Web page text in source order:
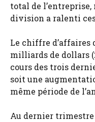
total de
division a ralenti
Le chiffre d’affaires
milliards de dollars
cours des trois
soit une
même période de
Au dernier trimestre